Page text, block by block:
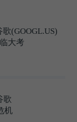
(GOOGL.US)
大考
歌
机